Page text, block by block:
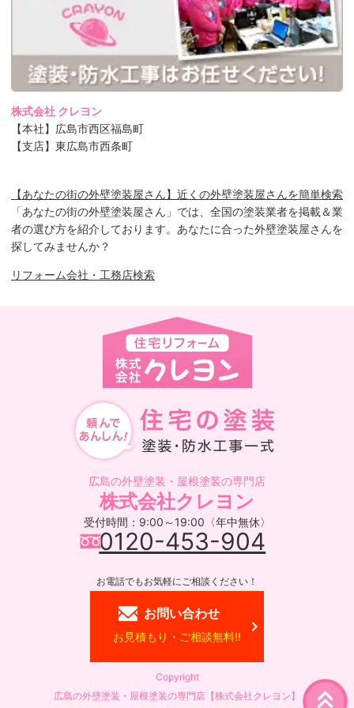
株式会社 クレヨン
【本社】広島市西区福島町
【支店】東広島市西条町
【あなたの街の外壁塗装屋さん】近くの外壁塗装屋さんを簡単検索
「あなたの街の外壁塗装屋さん」では、全国の塗装業者を掲載＆業
者の選び方を紹介しております。あなたに合った外壁塗装屋さんを
探してみませんか？
リフォーム会社・工務店検索
広島の外壁塗装・屋根塗装の専門店
株式会社クレヨン
受付時間：9:00～19:00〈年中無休〉
0120-453-904
お電話でもお気軽にご相談ください！
お問い合わせ
お見積もり・ご相談無料!!
Copyright
広島の外壁塗装・屋根塗装の専門店【株式会社クレヨン】